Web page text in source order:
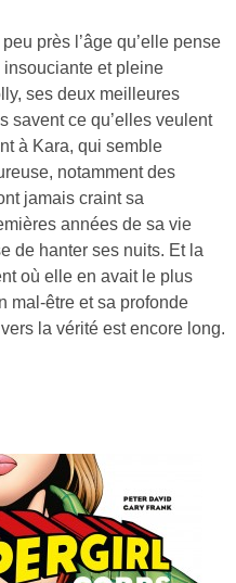
près l’âge qu’elle pense
et pleine
ses deux meilleures
savent ce qu’elles veulent
à Kara, qui semble
notamment des
jamais craint sa
années de sa vie
de hanter ses nuits. Et la
où elle en avait le plus
mal-être et sa profonde
la vérité est encore long.